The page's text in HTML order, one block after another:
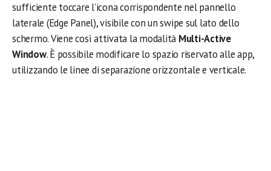
sufficiente toccare l’icona corrispondente nel pannello
laterale (Edge Panel), visibile con un swipe sul lato dello
schermo. Viene così attivata la modalità Multi-Active
Window. È possibile modificare lo spazio riservato alle app,
utilizzando le linee di separazione orizzontale e verticale.